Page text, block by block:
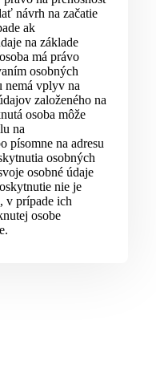
návrh na začatie
ak
na základe
má právo
osobných
nemá vplyv na
založeného na
osoba môže
na
písomne na adresu
osobných
osobné údaje
nie je
v prípade ich
osobe